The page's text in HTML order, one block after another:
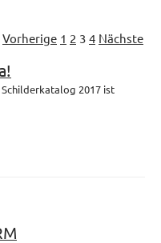
Vorherige 1 2 3 4 Nächste
2017 ist